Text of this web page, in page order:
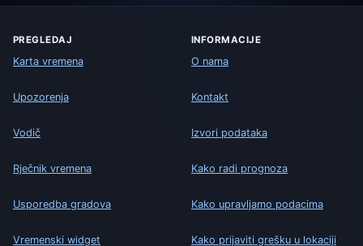
PREGLEDAJ
Karta vremena
Upozorenja
Vodič
Rječnik vremena
Usporedba gradova
Vremenski widget
INFORMACIJE
O nama
Kontakt
Izvori podataka
Kako radi prognoza
Kako upravljamo podacima
Kako prijaviti grešku u lokaciji